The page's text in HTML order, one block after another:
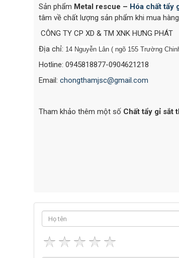
Sản phẩm Metal rescue – Hóa chất tẩy
tâm về chất lượng sản phẩm khi mua
CÔNG TY CP XD & TM XNK HƯNG PHÁT
Địa chỉ: 14 Nguyễn Lân ( ngõ 155 Trường
Hotline: 0945818877-0904621218
Email: chongthamjsc@gmail.com
Tham khảo thêm một số Chất tẩy gỉ sắt